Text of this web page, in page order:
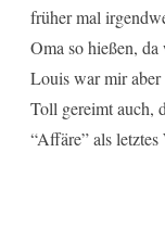
früher mal
Oma so hießen,
Louis war mir aber
Toll gereimt auch,
“Affäre” als